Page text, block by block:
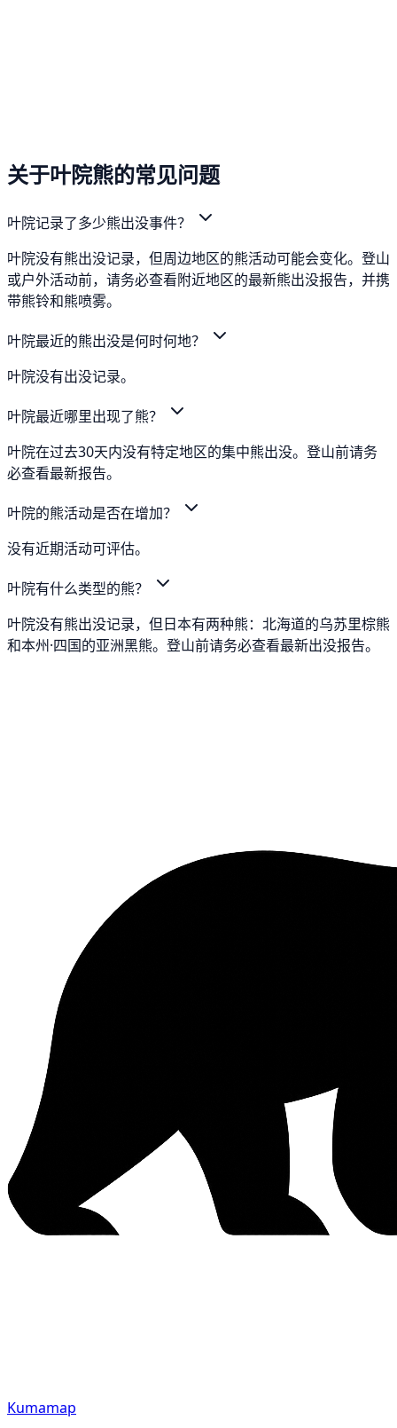
关于叶院熊的常见问题
叶院记录了多少熊出没事件？
叶院没有熊出没记录，但周边地区的熊活动可能会变化。登山
或户外活动前，请务必查看附近地区的最新熊出没报告，并携
带熊铃和熊喷雾。
叶院最近的熊出没是何时何地？
叶院没有出没记录。
叶院最近哪里出现了熊？
叶院在过去30天内没有特定地区的集中熊出没。登山前请务
必查看最新报告。
叶院的熊活动是否在增加？
没有近期活动可评估。
叶院有什么类型的熊？
叶院没有熊出没记录，但日本有两种熊：北海道的乌苏里棕熊
和本州·四国的亚洲黑熊。登山前请务必查看最新出没报告。
Kumamap